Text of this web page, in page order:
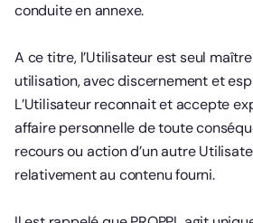
conduite en annexe.
A ce titre, l’Utilisateur est seul
utilisation, avec discernement et
L’Utilisateur reconnait et accepte
affaire personnelle de toute
recours ou action d’un autre
relativement au contenu fourni.